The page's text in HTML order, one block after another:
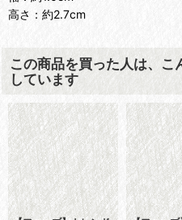
高さ：約2.7cm
この商品を買った人は、こ
しています